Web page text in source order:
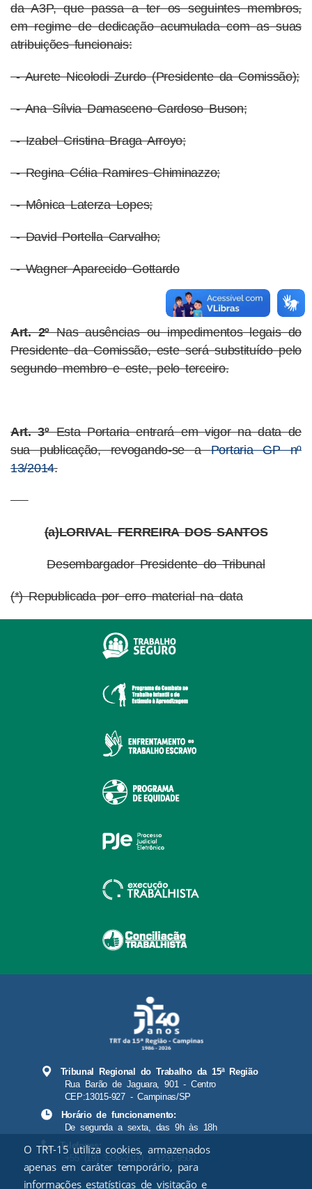
da A3P, que passa a ter os seguintes membros,
em regime de dedicação acumulada com as suas
atribuições funcionais:
- Aurete Nicolodi Zurdo (Presidente da Comissão);
- Ana Sílvia Damasceno Cardoso Buson;
- Izabel Cristina Braga Arroyo;
- Regina Célia Ramires Chiminazzo;
- Mônica Laterza Lopes;
- David Portella Carvalho;
- Wagner Aparecido Gottardo
Art. 2ºNas ausências ou impedimentos legais do
Presidente da Comissão, este será substituído pelo
segundo membro e este, pelo terceiro.
Art. 3ºEsta Portaria entrará em vigor na data de
sua publicação, revogando-se aPortaria GP nº
13/2014.
(a)LORIVAL FERREIRA DOS SANTOS
Desembargador Presidente do Tribunal
(*) Republicada por erro material na data
Tribunal Regional do Trabalho da 15ª Região
Rua Barão de Jaguara, 901 - Centro
CEP:13015-927 - Campinas/SP
Horário de funcionamento:
De segunda a sexta, das 9h às 18h
Telefones:
+55 (19) 3236-2100 / 3231-9500
O TRT-15 utiliza cookies, armazenados
apenas em caráter temporário, para
informações estatísticas de visitação e